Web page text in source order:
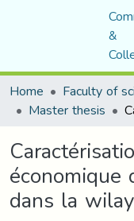
&
Home
Faculty of
Master thesis
économique
dans la